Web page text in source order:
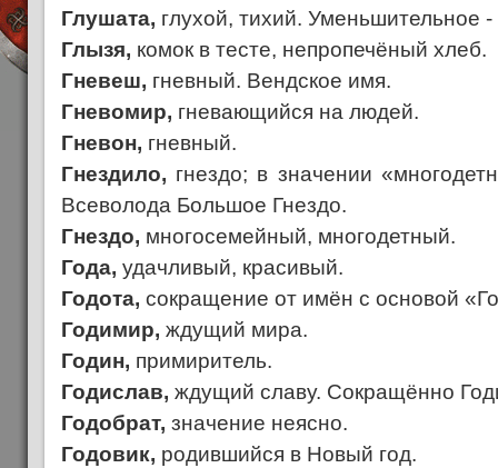
Глушата, глухой, тихий. Уменьшительное
Глызя, комок в тесте, непропечёный хлеб.
Гневеш, гневный. Вендское имя.
Гневомир, гневающийся на людей.
Гневон, гневный.
Гнездило, гнездо; в значении
Всеволода Большое Гнездо.
Гнездо, многосемейный, многодетный.
Года, удачливый, красивый.
Годота, сокращение от имён с основой
Годимир, ждущий мира.
Годин, примиритель.
Годислав, ждущий славу. Сокращённо
Годобрат, значение неясно.
Годовик, родившийся в Новый год.